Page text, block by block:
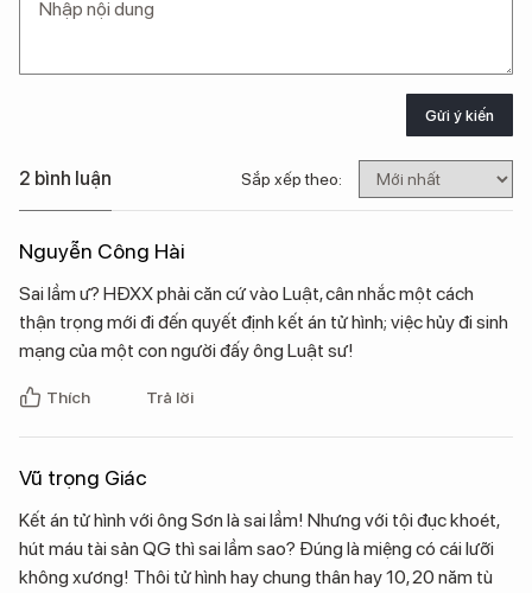
Gửi ý kiến
2 bình luận Sắp xếp theo:
Nguyễn Công Hài
Sai lầm ư? HĐXX phải căn cứ vào Luật, cân nhắc một cách
thận trọng mới đi đến quyết định kết án tử hình; việc hủy đi sinh
mạng của một con người đấy ông Luật sư!
Thích Trả lời
Vũ trọng Giác
Kết án tử hình với ông Sơn là sai lầm! Nhưng với tội đục khoét,
hút máu tài sản QG thì sai lầm sao? Đúng là miệng có cái lưỡi
không xương! Thôi tử hình hay chung thân hay 10, 20 năm tù